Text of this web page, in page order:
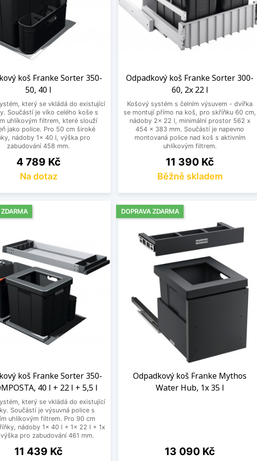
koš Franke Sorter 350-
50, 40 l
který se vkládá do existující
Součástí je víko celého koše s
uhlíkovým filtrem, které slouží
jako police. Pro 50 cm široké
nádoby 1x 40 l, výška pro
zabudování 458 mm.
Cena
4 789 Kč
Na dotaz
Odpadkový koš Franke Sorter 300-
60, 2x 22 l
Košový systém s čelním výsuvem - dvířka
se montují přímo na koš, pro skříňku 60 cm,
nádoby 2x 22 l, minimální prostor 562 x
454 x 383 mm. Součástí je napevno
montovaná police nad koš s aktivním
uhlíkovým filtrem.
Cena
11 390 Kč
Běžně skladem
koš Franke Sorter 350-
40 l + 22 l + 5,5 l
který se vkládá do existující
Součástí je výsuvná police s
uhlíkovým filtrem. Pro 90 cm
nádoby 1x 40 l + 1x 22 l + 1x
pro zabudování 461 mm.
Cena
11 439 Kč
ZDARMA
Odpadkový koš Franke Mythos
Water Hub, 1x 35 l
Cena
13 090 Kč
DOPRAVA ZDARMA